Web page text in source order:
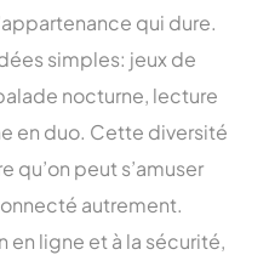
qui dure.
simples: jeux de
nocturne, lecture
en duo. Cette diversité
qu’on peut s’amuser
autrement.
en ligne et à la sécurité,